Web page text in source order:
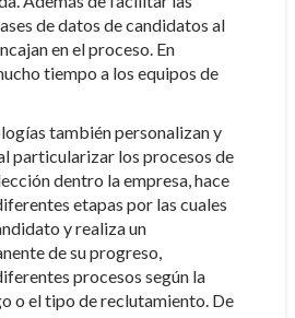
de datos de candidatos al
en el proceso. En
tiempo a los equipos de
también personalizan y
particularizar los procesos de
dentro la empresa, hace
etapas por las cuales
y realiza un
de su progreso,
procesos según la
o el tipo de reclutamiento. De